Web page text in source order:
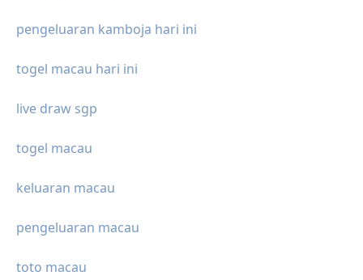
pengeluaran kamboja hari ini
togel macau hari ini
live draw sgp
togel macau
keluaran macau
pengeluaran macau
toto macau